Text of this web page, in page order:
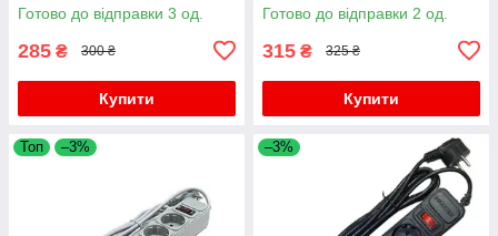
Готово до відправки 3 од.
285 ₴ 300 ₴
Купити
Готово до відправки 2 од.
315 ₴ 325 ₴
Купити
Топ –3% –3%